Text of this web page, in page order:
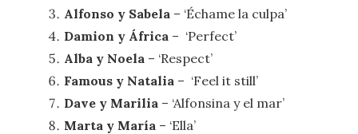
Alfonso y Sabela – ‘Échame la culpa’
Damion y África – ‘Perfect’
Alba y Noela – ‘Respect’
Famous y Natalia – ‘Feel it still’
Dave y Marilia – ‘Alfonsina y el mar’
Marta y María – ‘Ella’